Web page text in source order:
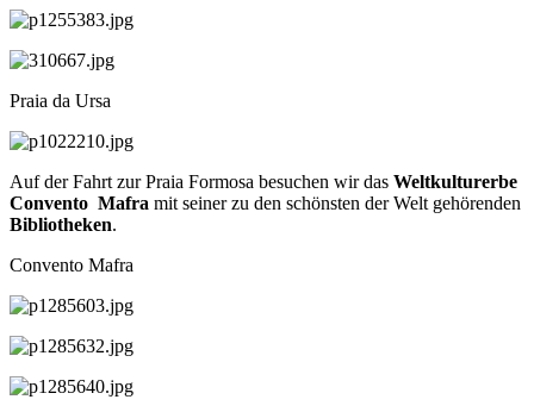
Praia da Ursa
Auf der Fahrt zur Praia Formosa besuchen wir das Weltkulturerbe
Convento Mafra mit seiner zu den schönsten der Welt gehörenden
Bibliotheken.
Convento Mafra